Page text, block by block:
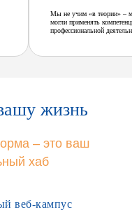
Мы не учим «в теории» –
могли применять
профессиональной
жизнь
– это ваш
хаб
веб-кампус